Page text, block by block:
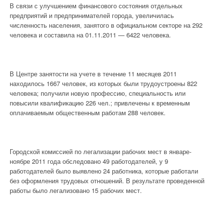
В связи с улучшением финансового состояния отдельных
предприятий и предпринимателей города, увеличилась
численность населения, занятого в официальном секторе на 292
человека и составила на 01.11.2011 — 6422 человека.
В Центре занятости на учете в течение 11 месяцев 2011
находилось 1667 человек, из которых были трудоустроены 822
человека; получили новую профессию, специальность или
повысили квалификацию 226 чел.; привлечены к временным
оплачиваемым общественным работам 288 человек.
Городской комиссией по легализации рабочих мест в январе-
ноябре 2011 года обследовано 49 работодателей, у 9
работодателей было выявлено 24 работника, которые работали
без оформления трудовых отношений. В результате проведенной
работы было легализовано 15 рабочих мест.